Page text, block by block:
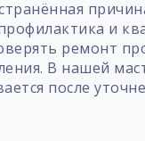
и
ремонт
В нашей
после